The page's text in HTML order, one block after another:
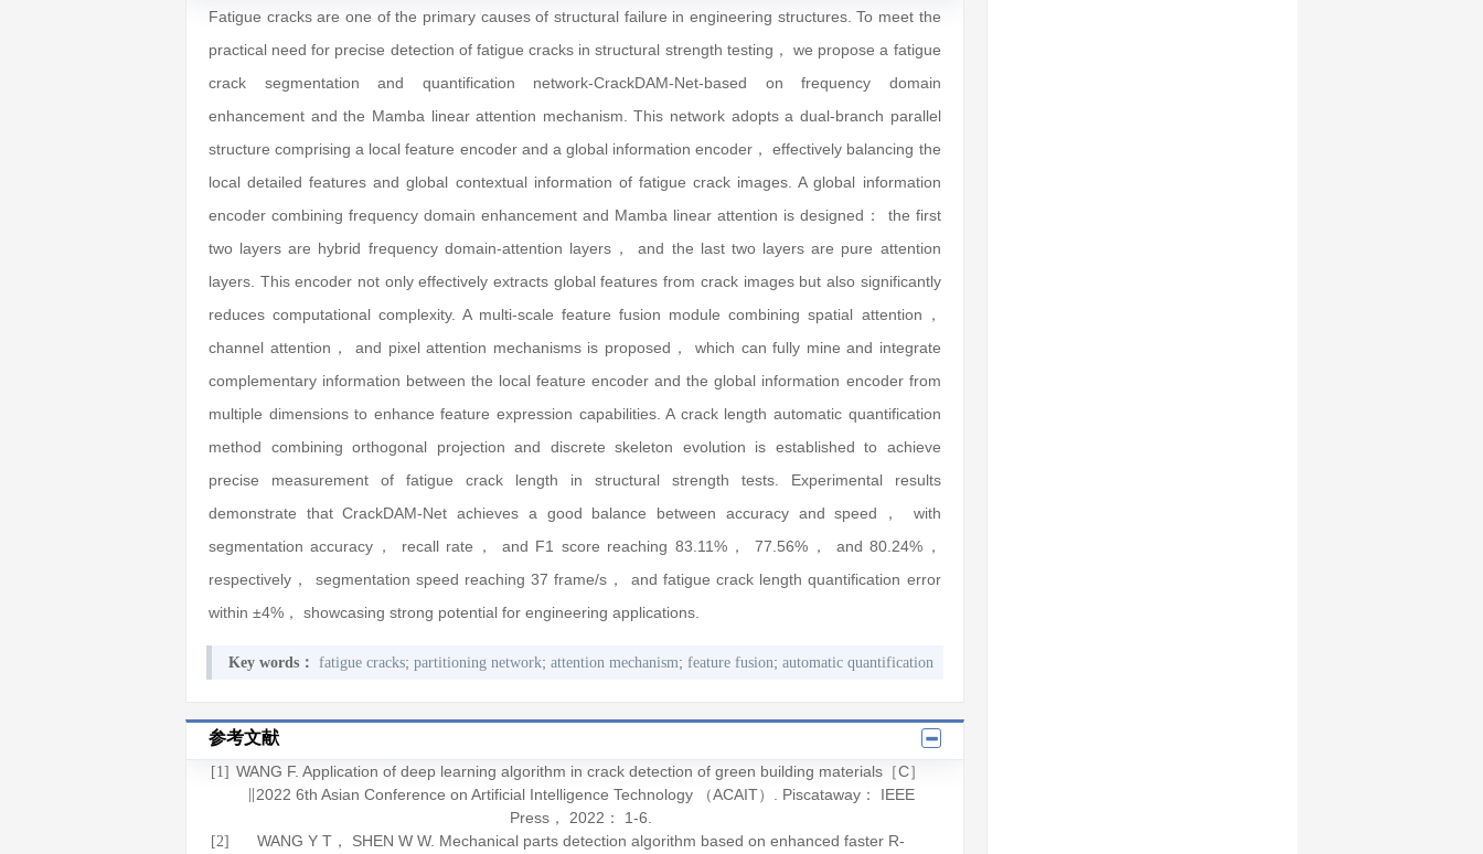
Fatigue cracks are one of the primary causes of structural failure in engineering structures. To meet the
practical need for precise detection of fatigue cracks in structural strength testing， we propose a fatigue
crack segmentation and quantification network-CrackDAM-Net-based on frequency domain
enhancement and the Mamba linear attention mechanism. This network adopts a dual-branch parallel
structure comprising a local feature encoder and a global information encoder， effectively balancing the
local detailed features and global contextual information of fatigue crack images. A global information
encoder combining frequency domain enhancement and Mamba linear attention is designed： the first
two layers are hybrid frequency domain-attention layers， and the last two layers are pure attention
layers. This encoder not only effectively extracts global features from crack images but also significantly
reduces computational complexity. A multi-scale feature fusion module combining spatial attention，
channel attention， and pixel attention mechanisms is proposed， which can fully mine and integrate
complementary information between the local feature encoder and the global information encoder from
multiple dimensions to enhance feature expression capabilities. A crack length automatic quantification
method combining orthogonal projection and discrete skeleton evolution is established to achieve
precise measurement of fatigue crack length in structural strength tests. Experimental results
demonstrate that CrackDAM-Net achieves a good balance between accuracy and speed， with
segmentation accuracy， recall rate， and F1 score reaching 83.11%， 77.56%， and 80.24%，
respectively， segmentation speed reaching 37 frame/s， and fatigue crack length quantification error
within ±4%， showcasing strong potential for engineering applications.
Key words： fatigue cracks; partitioning network; attention mechanism; feature fusion; automatic quantification
参考文献
[1] WANG F. Application of deep learning algorithm in crack detection of green building materials［C］
∥2022 6th Asian Conference on Artificial Intelligence Technology （ACAIT）. Piscataway： IEEE
Press， 2022 ： 1-6.
[2]
WANG Y T， SHEN W W. Mechanical parts detection algorithm based on enhanced faster R-